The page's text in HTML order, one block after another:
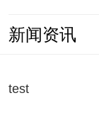
讯需要，常常会出
新闻资讯
test